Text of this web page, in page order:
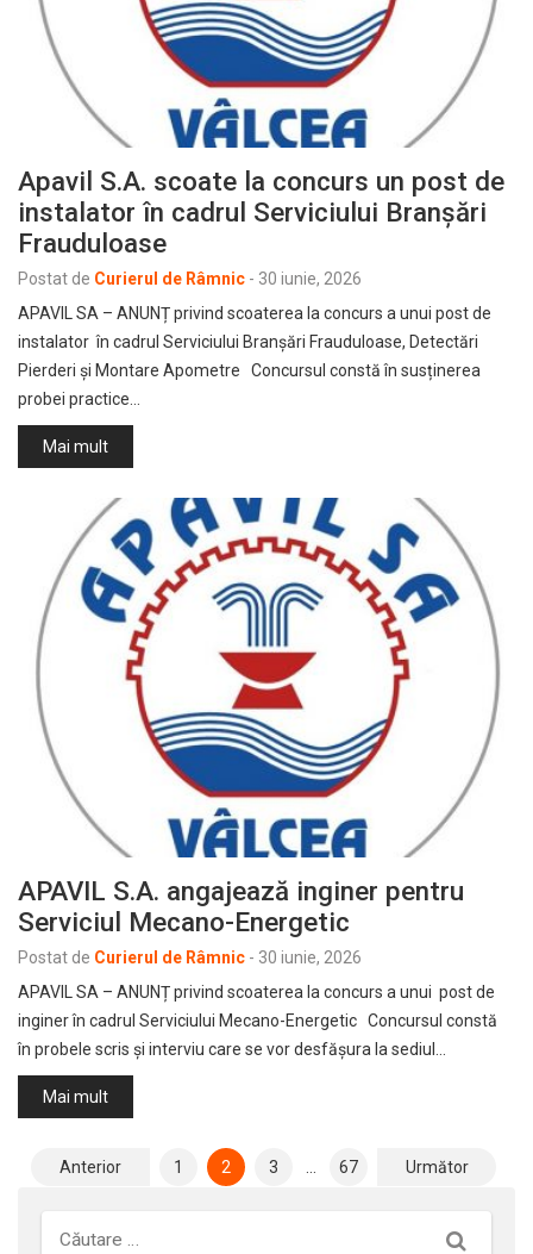
Apavil S.A. scoate la concurs un post de
instalator în cadrul Serviciului Branșări
Frauduloase
Postat de Curierul de Râmnic - 30 iunie, 2026
APAVIL SA – ANUNȚ privind scoaterea la concurs a unui post de
instalator în cadrul Serviciului Branșări Frauduloase, Detectări
Pierderi și Montare Apometre Concursul constă în susținerea
probei practice…
Mai mult
APAVIL S.A. angajează inginer pentru
Serviciul Mecano-Energetic
Postat de Curierul de Râmnic - 30 iunie, 2026
APAVIL SA – ANUNȚ privind scoaterea la concurs a unui post de
inginer în cadrul Serviciului Mecano-Energetic Concursul constă
în probele scris şi interviu care se vor desfășura la sediul…
Mai mult
Paginație
Anterior 1 2 3 67 Următor
Căutare